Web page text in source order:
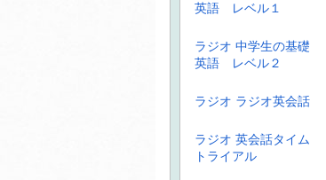
英語 レベル１
ラジオ 中学生の基礎
英語 レベル２
ラジオ ラジオ英会話
ラジオ 英会話タイム
トライアル